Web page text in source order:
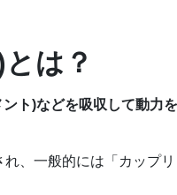
は？
ト)などを吸収して動力
、一般的には「カップ